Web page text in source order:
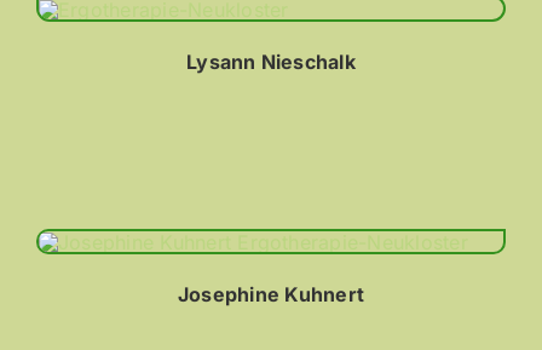
Lysann Nieschalk
Josephine Kuhnert